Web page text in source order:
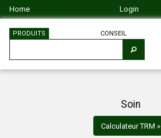
Home Login
PRODUITS CONSEIL
Soin
Calculateur TRM »